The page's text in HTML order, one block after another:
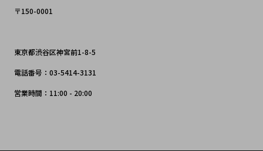
〒150-0001
東京都渋谷区神宮前1-8-5
電話番号：03-5414-3131
営業時間：11:00 - 20:00